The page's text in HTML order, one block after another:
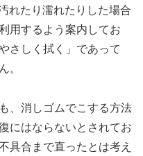
れたり濡れたりした場合
用するよう案内してお
さしく拭く」であって
。
、消しゴムでこする方法
にはならないとされてお
具合まで直ったとは考え